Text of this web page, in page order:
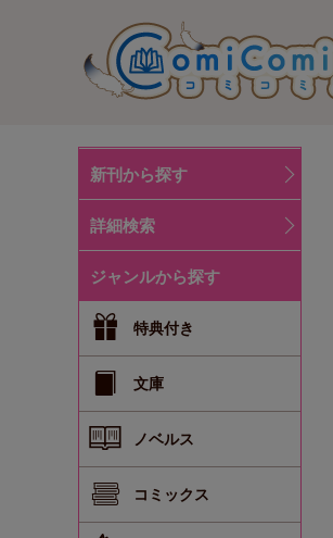
新刊から探す
詳細検索
ジャンルから探す
特典付き
文庫
ノベルス
コミックス